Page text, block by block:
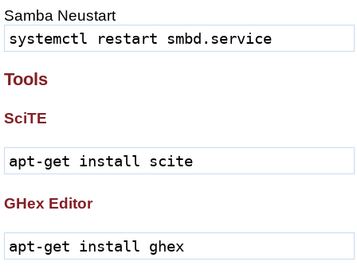
Samba Neustart
systemctl restart smbd.service
Tools
SciTE
apt-get install scite
GHex Editor
apt-get install ghex